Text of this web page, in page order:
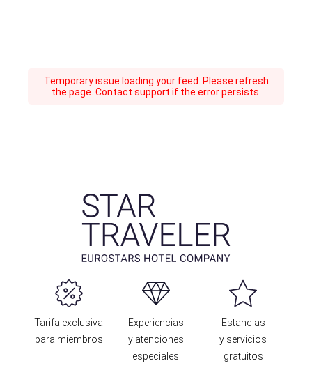
Temporary issue loading your feed. Please refresh
the page. Contact support if the error persists.
Tarifa exclusiva
para miembros
Experiencias
y atenciones
especiales
Estancias
y servicios
gratuitos